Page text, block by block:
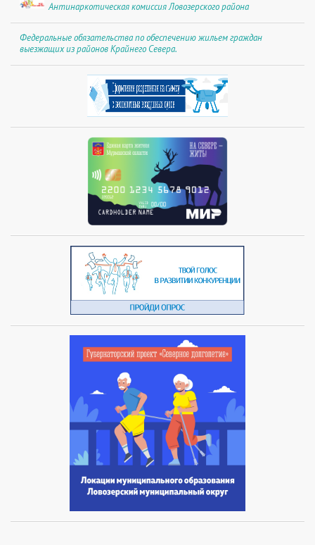
Антинаркотическая комиссия Ловозерского района
Федеральные обязательства по обеспечению жильем граждан
выезжащих из районов Крайнего Севера.